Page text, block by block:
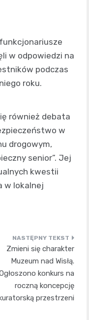
w odpowiedzi na
podczas
roku.
również debata
w
drogowym,
senior”. Jej
kwestii
w lokalnej
Zmieni się charakter
Muzeum nad Wisłą.
konkurs na
roczną koncepcję
przestrzeni